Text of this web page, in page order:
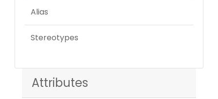
Alias
Stereotypes
Attributes